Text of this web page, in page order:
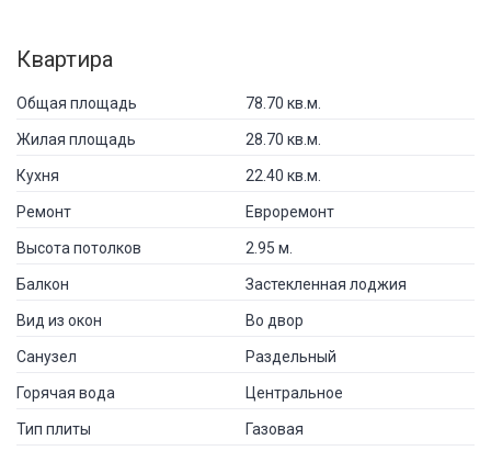
Квартира
Общая площадь 78.70 кв.м.
Жилая площадь 28.70 кв.м.
Кухня 22.40 кв.м.
Ремонт Евроремонт
Высота потолков 2.95 м.
Балкон Застекленная лоджия
Вид из окон Во двор
Санузел Раздельный
Горячая вода Центральное
Тип плиты Газовая